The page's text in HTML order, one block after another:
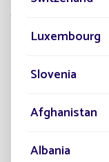
constante toute la
Ejemplo :
Luxembourg
Slovenia
Afghanistan
Albania